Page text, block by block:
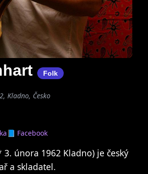
Folk
Kladno, Česko
📘 Facebook
února 1962 Kladno) je český
a skladatel.